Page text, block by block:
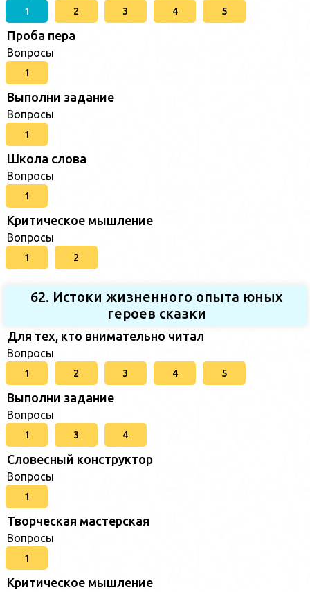
1 2 3 4 5
Проба пера
Вопросы
1
Выполни задание
Вопросы
1
Школа слова
Вопросы
1
Критическое мышление
Вопросы
1 2
62. Истоки жизненного опыта юных
героев сказки
Для тех, кто внимательно читал
Вопросы
1 2 3 4 5
Выполни задание
Вопросы
1 3 4
Словесный конструктор
Вопросы
1
Творческая мастерская
Вопросы
1
Критическое мышление